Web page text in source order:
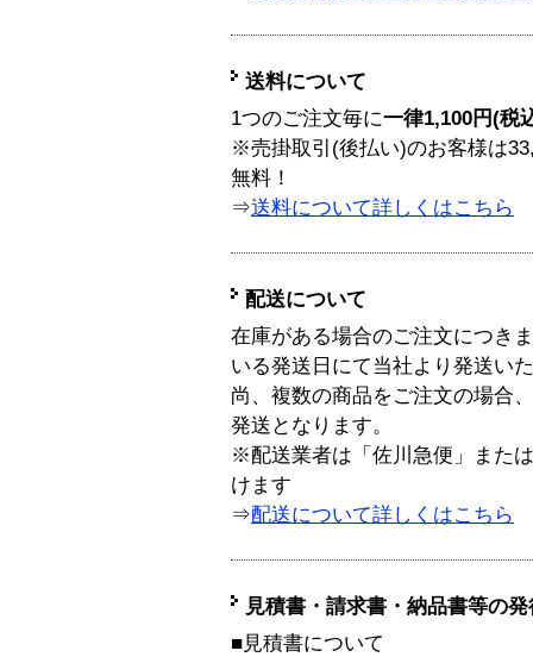
送料について
1つのご注文毎に一律1,100円(税
※売掛取引(後払い)のお客様は
無料！
⇒送料について詳しくはこちら
配送について
在庫がある場合のご注文につき
いる発送日にて当社より発送い
尚、複数の商品をご注文の場合
発送となります。
※配送業者は「佐川急便」また
けます
⇒配送について詳しくはこちら
見積書・請求書・納品書等の
■見積書について